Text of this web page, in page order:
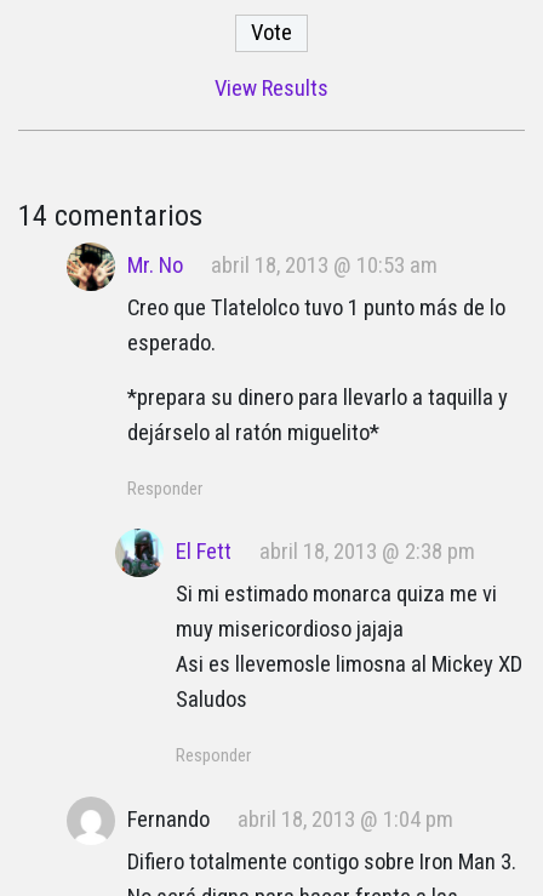
View Results
14 comentarios
Mr. No
abril 18, 2013 @ 10:53 am
Creo que Tlatelolco tuvo 1 punto más de lo
esperado.
*prepara su dinero para llevarlo a taquilla y
dejárselo al ratón miguelito*
Responder
El Fett
abril 18, 2013 @ 2:38 pm
Si mi estimado monarca quiza me vi
muy misericordioso jajaja
Asi es llevemosle limosna al Mickey XD
Saludos
Responder
Fernando
abril 18, 2013 @ 1:04 pm
Difiero totalmente contigo sobre Iron Man 3.